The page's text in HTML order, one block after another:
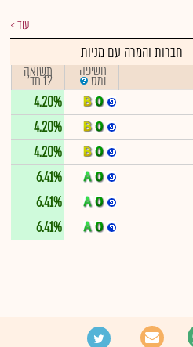
עוד
-חברות והמרה עם מניות
חשיפה
ומס תשואה
12 חד'
4.20%
4.20%
4.20%
6.41%
6.41%
6.41%